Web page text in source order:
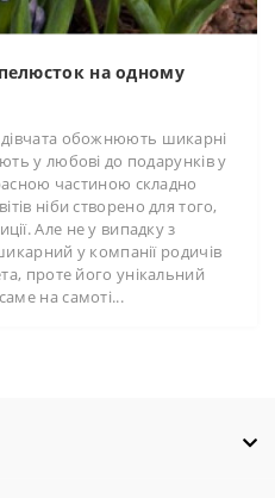
пелюсток на одному
обожнюють шикарні
у любові до подарунків у
частиною складно
ніби створено для того,
Але не у випадку з
у компанії родичів
проте його унікальний
на самоті...